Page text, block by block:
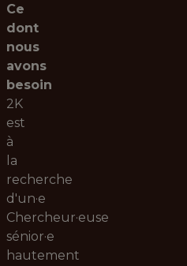
Ce
dont
nous
avons
besoin
2K
est
à
la
recherche
d'un·e
Chercheur·euse
sénior·e
hautement